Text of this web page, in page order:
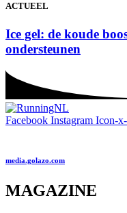
ACTUEEL
Ice gel: de koude
ondersteunen
Facebook Instagram Icon-
media.golazo.com
MAGAZINE